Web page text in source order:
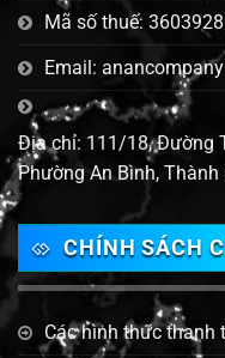
Mã số thuế:
Email:
Địa chỉ: 111/18, Đường
Phường An Bình,
CHÍNH SÁCH
Các hình thức thanh